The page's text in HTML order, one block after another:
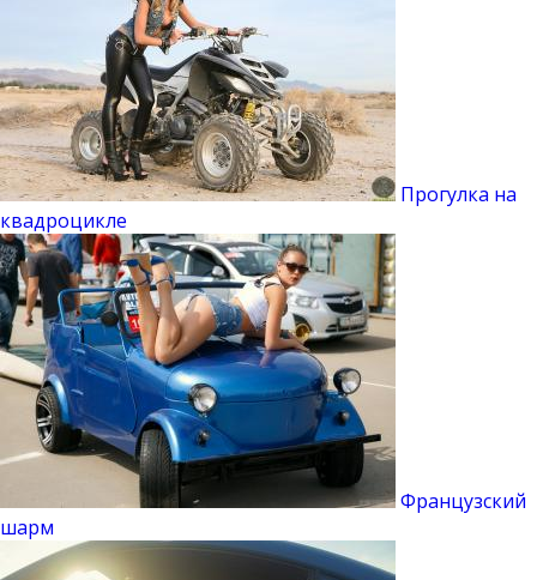
Прогулка на
квадроцикле
Французский
шарм